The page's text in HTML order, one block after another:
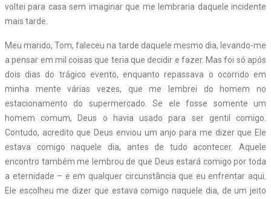
voltei para casa sem imaginar que me lembraria daquele incidente
mais tarde.
Meu marido, Tom, faleceu na tarde daquele mesmo dia, levando-me
a pensar em mil coisas que teria que decidir e fazer. Mas foi só após
dois dias do trágico evento, enquanto repassava o ocorrido em
minha mente várias vezes, que me lembrei do homem no
estacionamento do supermercado. Se ele fosse somente um
homem comum, Deus o havia usado para ser gentil comigo.
Contudo, acredito que Deus enviou um anjo para me dizer que Ele
estava comigo naquele dia, antes de tudo acontecer. Aquele
encontro também me lembrou de que Deus estará comigo por toda
a eternidade – e em qualquer circunstância que eu enfrentar aqui.
Ele escolheu me dizer que estava comigo naquele dia, de um jeito